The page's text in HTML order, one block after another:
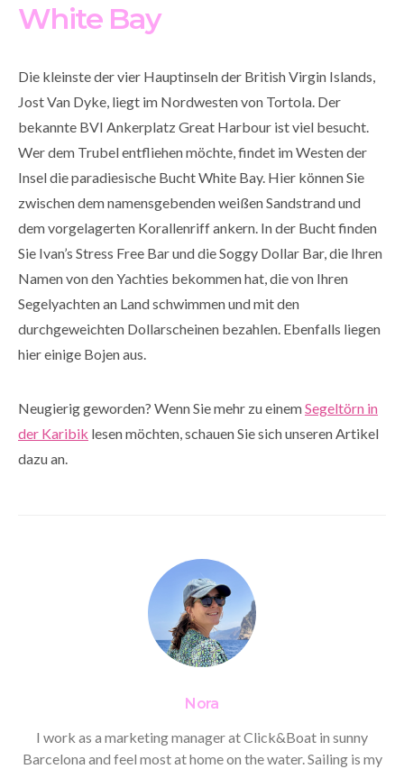
White Bay
Die kleinste der vier Hauptinseln der British Virgin Islands,
Jost Van Dyke, liegt im Nordwesten von Tortola. Der
bekannte BVI Ankerplatz Great Harbour ist viel besucht.
Wer dem Trubel entfliehen möchte, findet im Westen der
Insel die paradiesische Bucht White Bay. Hier können Sie
zwischen dem namensgebenden weißen Sandstrand und
dem vorgelagerten Korallenriff ankern. In der Bucht finden
Sie Ivan’s Stress Free Bar und die Soggy Dollar Bar, die Ihren
Namen von den Yachties bekommen hat, die von Ihren
Segelyachten an Land schwimmen und mit den
durchgeweichten Dollarscheinen bezahlen. Ebenfalls liegen
hier einige Bojen aus.
Neugierig geworden? Wenn Sie mehr zu einemSegeltörn in
der Karibik lesen möchten, schauen Sie sich unseren Artikel
dazu an.
Nora
I work as a marketing manager at Click&Boat in sunny
Barcelona and feel most at home on the water. Sailing is my